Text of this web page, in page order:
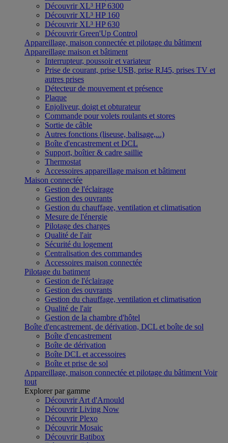
Découvrir XL³ HP 6300
Découvrir XL³ HP 160
Découvrir XL³ HP 630
Découvrir Green'Up Control
Appareillage, maison connectée et pilotage du bâtiment
Appareillage maison et bâtiment
Interrupteur, poussoir et variateur
Prise de courant, prise USB, prise RJ45, prises TV et
autres prises
Détecteur de mouvement et présence
Plaque
Enjoliveur, doigt et obturateur
Commande pour volets roulants et stores
Sortie de câble
Autres fonctions (liseuse, balisage,...)
Boîte d'encastrement et DCL
Support, boîtier & cadre saillie
Thermostat
Accessoires appareillage maison et bâtiment
Maison connectée
Gestion de l'éclairage
Gestion des ouvrants
Gestion du chauffage, ventilation et climatisation
Mesure de l'énergie
Pilotage des charges
Qualité de l'air
Sécurité du logement
Centralisation des commandes
Accessoires maison connectée
Pilotage du batiment
Gestion de l'éclairage
Gestion des ouvrants
Gestion du chauffage, ventilation et climatisation
Qualité de l'air
Gestion de la chambre d'hôtel
Boîte d'encastrement, de dérivation, DCL et boîte de sol
Boîte d'encastrement
Boîte de dérivation
Boîte DCL et accessoires
Boîte et prise de sol
Appareillage, maison connectée et pilotage du bâtiment Voir
tout
Explorer par gamme
Découvrir Art d'Arnould
Découvrir Living Now
Découvrir Plexo
Découvrir Mosaic
Découvrir Batibox